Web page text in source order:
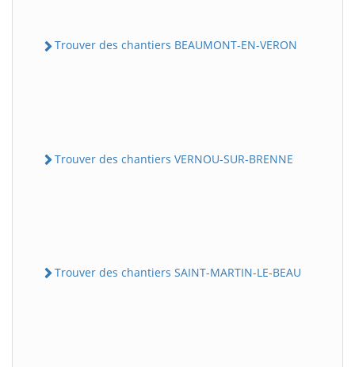
Trouver des chantiers BEAUMONT-EN-VERON
Trouver des chantiers VERNOU-SUR-BRENNE
Trouver des chantiers SAINT-MARTIN-LE-BEAU